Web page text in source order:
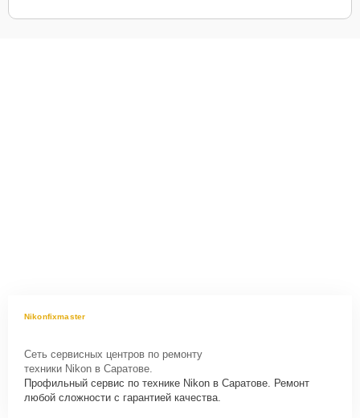
Nikonfixmaster
Сеть сервисных центров по ремонту
техники Nikon в Саратове.
Профильный сервис по технике Nikon в Саратове. Ремонт
любой сложности с гарантией качества.